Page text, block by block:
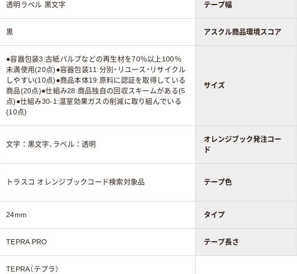
透明ラベル 黒文字 テープ幅
黒 アスクル商品環境スコア
●容器包装3:古紙パルプなどの再生材を70％以上100％
未満使用(20点)●容器包装11:分別・リユース・リサイクル
しやすい(10点)●商品本体19:原料に認証を取得している
商品(20点)●仕組み28:商品独自の回収スキームがある(5
点)●仕組み30-1:温室効果ガスの削減に取り組んでいる
(10点)
サイズ
文字：黒文字、ラベル：透明
オレンジブック発注コー
ド
トラスコ オレンジブックコード検索対象品 テープ色
24mm タイプ
TEPRA PRO テープ長さ
TEPRA（テプラ）